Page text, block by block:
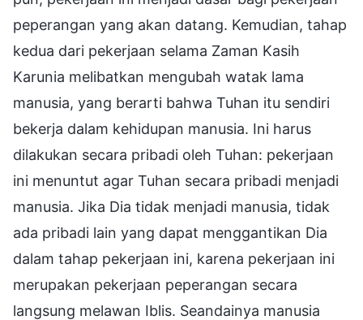
peperangan yang akan datang. Kemudian, tahap
kedua dari pekerjaan selama Zaman Kasih
Karunia melibatkan mengubah watak lama
manusia, yang berarti bahwa Tuhan itu sendiri
bekerja dalam kehidupan manusia. Ini harus
dilakukan secara pribadi oleh Tuhan: pekerjaan
ini menuntut agar Tuhan secara pribadi menjadi
manusia. Jika Dia tidak menjadi manusia, tidak
ada pribadi lain yang dapat menggantikan Dia
dalam tahap pekerjaan ini, karena pekerjaan ini
merupakan pekerjaan peperangan secara
langsung melawan Iblis. Seandainya manusia